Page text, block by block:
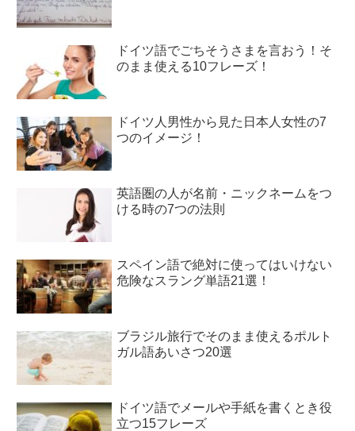
ドイツ語でごちそうさまを言おう！そ
のまま使える10フレーズ！
ドイツ人男性から見た日本人女性の7
つのイメージ！
英語圏の人が名前・ニックネームをつ
ける時の7つの法則
スペイン語で絶対に使ってはいけない
危険なスラング単語21選！
ブラジル旅行でそのまま使えるポルト
ガル語あいさつ20選
ドイツ語でメールや手紙を書くとき役
立つ15フレーズ